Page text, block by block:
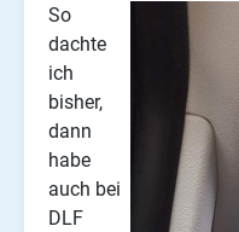
So
dachte
ich
bisher,
dann
habe
auch bei
DLF